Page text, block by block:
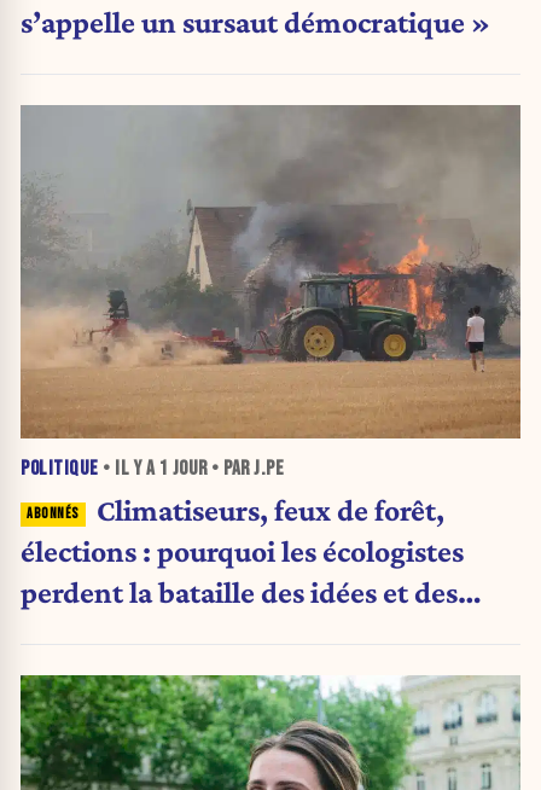
s’appelle un sursaut démocratique »
POLITIQUE • IL Y A 1 JOUR• PAR J.PE
Climatiseurs, feux de forêt,
élections : pourquoi les écologistes
perdent la bataille des idées et des